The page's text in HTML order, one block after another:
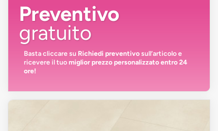
Preventivo
gratuito
Basta cliccare su Richiedi preventivosull’articolo e
ricevere il tuomiglior prezzo personalizzato entro 24
ore!